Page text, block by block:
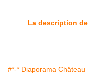
La description
#*-* Diaporama Château